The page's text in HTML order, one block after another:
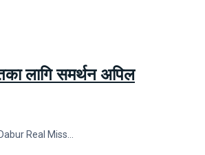
लागि समर्थन अपिल
Real Miss…